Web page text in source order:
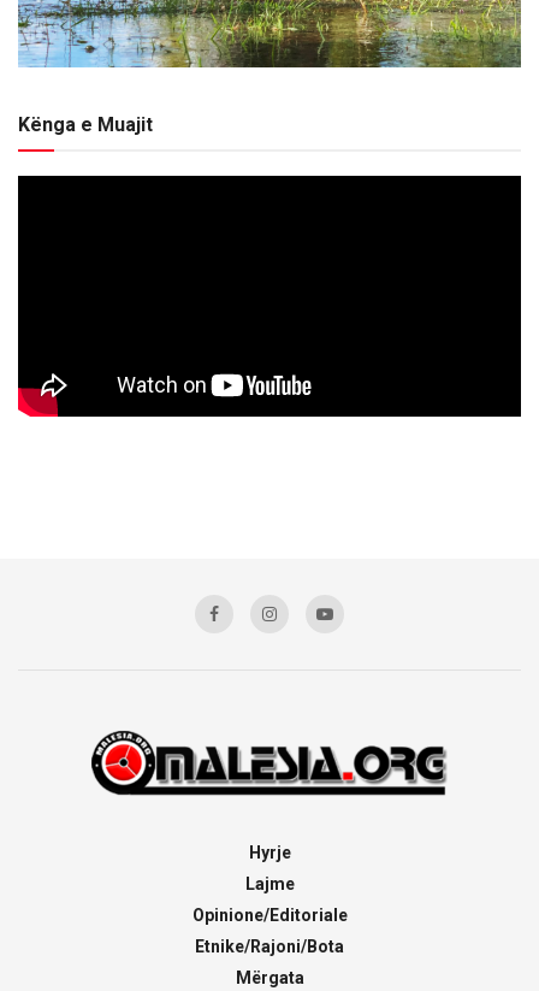
Kënga e Muajit
Hyrje
Lajme
Opinione/Editoriale
Etnike/Rajoni/Bota
Mërgata